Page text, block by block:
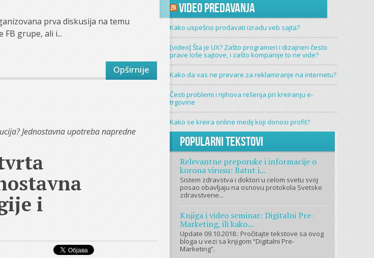
prva diskusija na temu
grupe, ali i...
Opširnije
Jednostavna upotreba napredne
i
Video predavanja
Kako uspešno prodavati izradu veb sajta?
[video] Šta je UX? Zašto programeri i dizajneri često
prave loše sajtove, i zašto kompanije to ne vide?
Kako da vas ne prevare za reklamiranje na internetu?
Česti problemi i njihova rešenja pri kreiranju e-
trgovine
Kako se kreira online medij koji donosi profit?
Popularni tekstovi
Relevantne preporuke i informacije o
korona virusu: Batut i...
Sistem zdravstva i doktori u celom svetu svoj
posao obavljaju na osnovu protokola Svetske
zdravstvene...
Knjiga i video seminar: Digitalni Pre-
Marketing, ili kako...
Update 09.10.2018.: Pročitajte tekstove sa ovog
bloga u vezi sa knjigom “Digitalni Pre-
Marketing”.